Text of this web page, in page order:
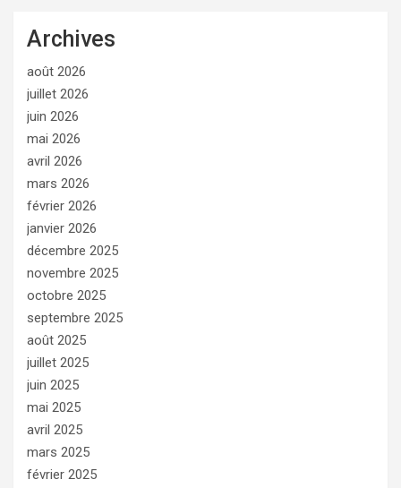
Archives
août 2026
juillet 2026
juin 2026
mai 2026
avril 2026
mars 2026
février 2026
janvier 2026
décembre 2025
novembre 2025
octobre 2025
septembre 2025
août 2025
juillet 2025
juin 2025
mai 2025
avril 2025
mars 2025
février 2025